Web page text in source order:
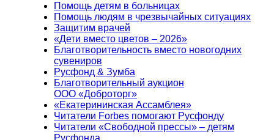
Помощь детям в больницах
Помощь людям в чрезвычайных ситуациях
Защитим врачей
«Дети вместо цветов – 2026»
Благотворительность вместо новогодних
сувениров
Русфонд & Зумба
Благотворительный аукцион
ООО «Доброторг»
«Екатерининская Ассамблея»
Читатели Forbes помогают Русфонду
Читатели «Свободной прессы» – детям
Русфонда